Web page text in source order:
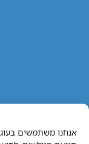
אנחנו משתמשים